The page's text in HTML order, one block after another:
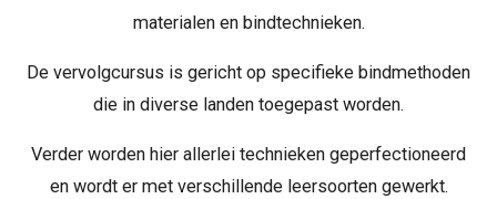
materialen en bindtechnieken.
De vervolgcursus is gericht op specifieke bindmethoden
die in diverse landen toegepast worden.
Verder worden hier allerlei technieken geperfectioneerd
en wordt er met verschillende leersoorten gewerkt.